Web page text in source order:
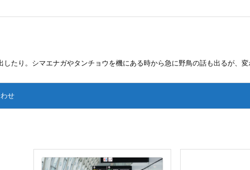
たり。シマエナガやタンチョウを機にある時から急に野鳥の話も出るが、変
せ